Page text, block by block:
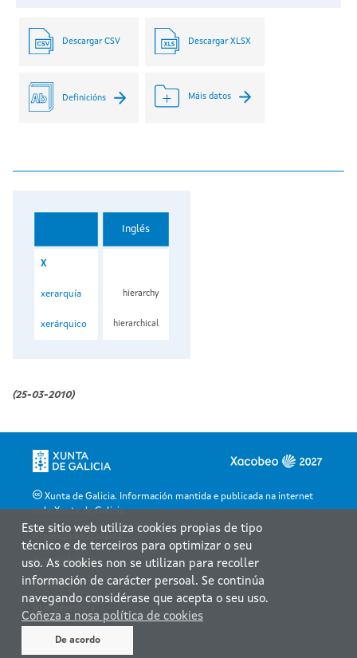
Descargar CSV Descargar XLSX
Definicións Máis datos
Inglés
X
xerarquía hierarchy
xerárquico hierarchical
(25-03-2010)
Xunta de Galicia. Información mantida e publicada na internet
pola Xunta de Galicia
Accesibilidade
Aviso legal
Atendémolo/a
Este sitio web utiliza cookies propias de tipo
técnico e de terceiros para optimizar o seu
uso. As cookies non se utilizan para recoller
información de carácter persoal. Se continúa
navegando considérase que acepta o seu uso.
Coñeza a nosa política de cookies
De acordo